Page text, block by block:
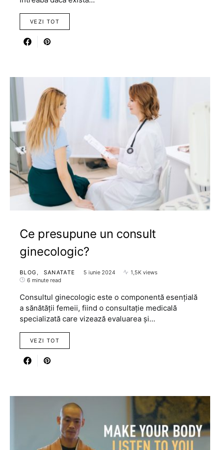
VEZI TOT
Ce presupune un consult
ginecologic?
BLOG SANATATE 5 iunie 2024
1,5K views
6 minute read
Consultul ginecologic este o componentă esențială
a sănătății femeii, fiind o consultație medicală
specializată care vizează evaluarea și…
VEZI TOT